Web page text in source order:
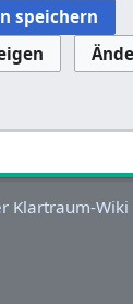
Klartraum-Wiki